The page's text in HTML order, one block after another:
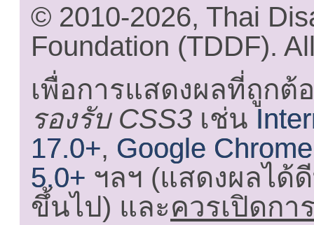
© 2010-2026, Thai
Foundation (TDDF).
เพื่อการแสดงผลที่ถูกต้
รองรับ CSS3 เช่น
17.0+, Google
5.0+ ฯลฯ (แสดงผลได้
ขึ้นไป) และควรเปิดกา